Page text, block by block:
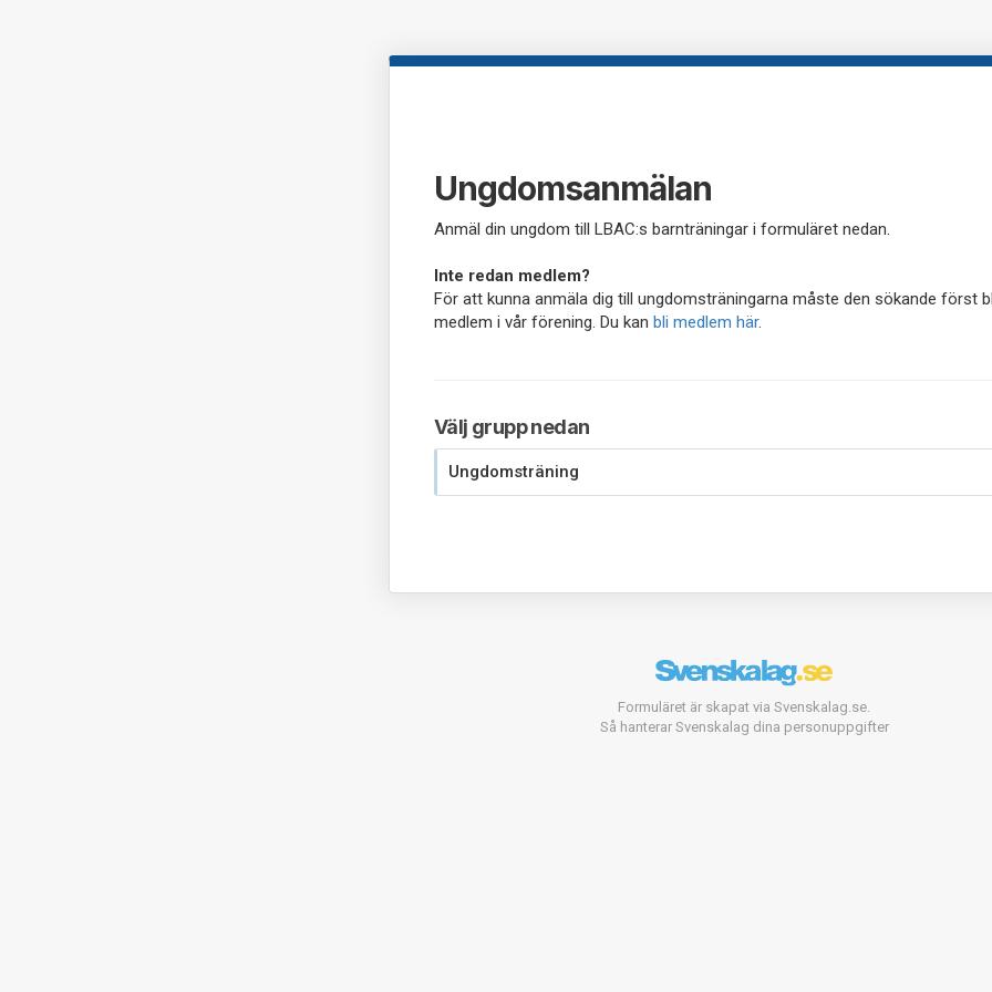
Ungdomsanmälan
Anmäl din ungdom till LBAC:s barnträningar i formuläret nedan.
Inte redan medlem?
För att kunna anmäla dig till ungdomsträningarna måste den sökande först
medlem i vår förening. Du kan bli medlem här.
Välj grupp nedan
Ungdomsträning
Formuläret är skapat via Svenskalag.se.
Så hanterar Svenskalag dina personuppgifter